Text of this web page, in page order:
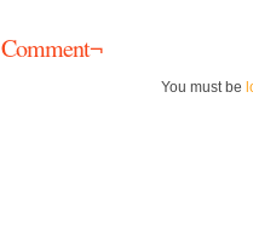
Comment¬
You must be